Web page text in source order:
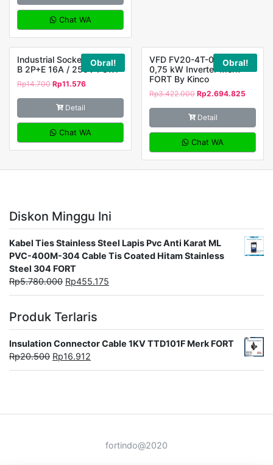
Chat WA
Obral!
Industrial Socket FT-212-
B 2P+E 16A / 250V FORT
Rp14.700 Rp11.576
Detail
Chat WA
Obral!
VFD FV20-4T-0007G
0,75 kW Inverter Merk
FORT By Kinco
Rp3.422.000 Rp2.694.825
Detail
Chat WA
Diskon Minggu Ini
Kabel Ties Stainless Steel Lapis Pvc Anti Karat ML
PVC-400M-304 Cable Tis Coated Hitam Stainless
Steel 304 FORT
Rp5.780.000 Rp455.175
Produk Terlaris
Insulation Connector Cable 1KV TTD101F Merk FORT
Rp20.500 Rp16.912
fortindo@2020